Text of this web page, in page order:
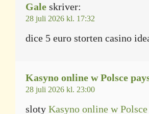
Gale skriver:
28 juli 2026 kl. 17:32
dice 5 euro storten casino
Kasyno online w Polsce
28 juli 2026 kl. 23:00
sloty Kasyno online w